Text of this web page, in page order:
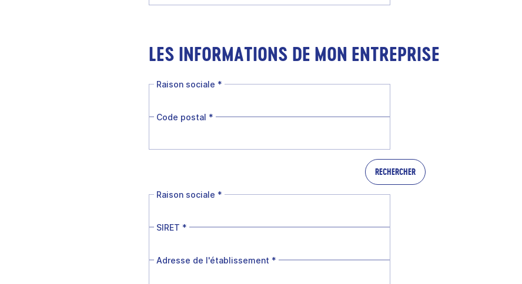
LES INFORMATIONS DE MON ENTREPRISE
Raison sociale *
Code postal *
RECHERCHER
Raison sociale *
SIRET *
Adresse de l'établissement *